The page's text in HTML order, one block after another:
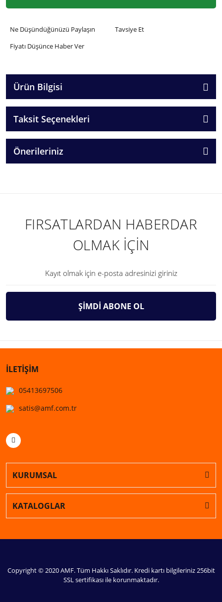
Ne Düşündüğünüzü Paylaşın
Tavsiye Et
Fiyatı Düşünce Haber Ver
Ürün Bilgisi
Taksit Seçenekleri
Önerileriniz
FIRSATLARDAN HABERDAR
OLMAK İÇİN
ŞİMDİ ABONE OL
İLETİŞİM
05413697506
satis@amf.com.tr
KURUMSAL
KATALOGLAR
Copyright © 2020 AMF. Tüm Hakkı Saklıdır. Kredi kartı bilgileriniz 256bit
SSL sertifikası ile korunmaktadır.